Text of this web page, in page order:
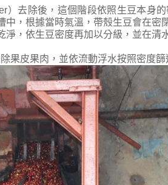
）去除後，這個階段依照生豆本身
中，根據當時氣溫，帶殼生豆會在密
淨，依生豆密度再加以分級，並在清
除果皮果肉 ，並依流動浮水按照密度篩